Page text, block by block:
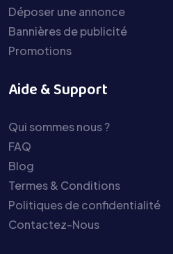
Déposer une annonce
Bannières de publicité
Promotions
Aide & Support
Qui sommes nous ?
FAQ
Blog
Termes & Conditions
Politiques de confidentialité
Contactez-Nous